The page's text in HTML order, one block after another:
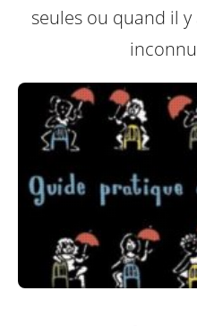
seules ou quand il y